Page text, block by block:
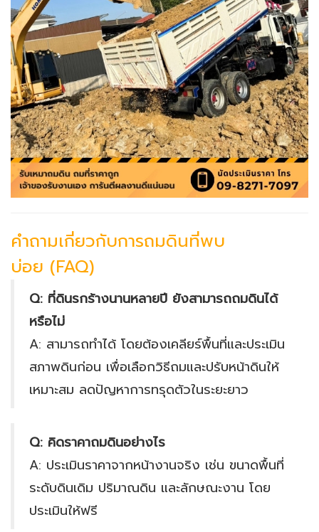
คำถามเกี่ยวกับการถมดินที่พบ
บ่อย (FAQ)
Q: ที่ดินรกร้างนานหลายปี ยังสามารถถมดินได้
หรือไม่
A: สามารถทำได้ โดยต้องเคลียร์พื้นที่และประเมิน
สภาพดินก่อน เพื่อเลือกวิธีถมและปรับหน้าดินให้
เหมาะสม ลดปัญหาการทรุดตัวในระยะยาว
Q: คิดราคาถมดินอย่างไร
A: ประเมินราคาจากหน้างานจริง เช่น ขนาดพื้นที่
ระดับดินเดิม ปริมาณดิน และลักษณะงาน โดย
ประเมินให้ฟรี